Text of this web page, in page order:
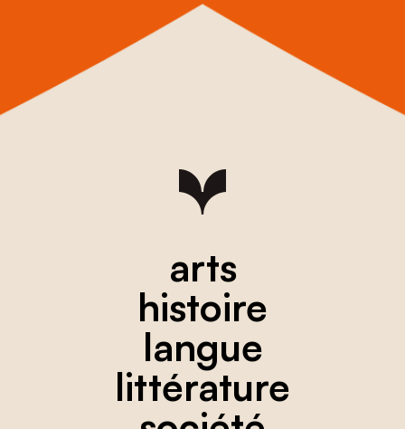
arts
histoire
langue
littérature